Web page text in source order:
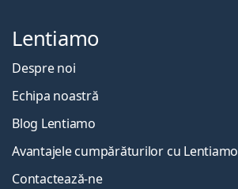
Lentiamo
Despre noi
Echipa noastră
Blog Lentiamo
Avantajele cumpărăturilor cu Lentiamo
Contactează-ne